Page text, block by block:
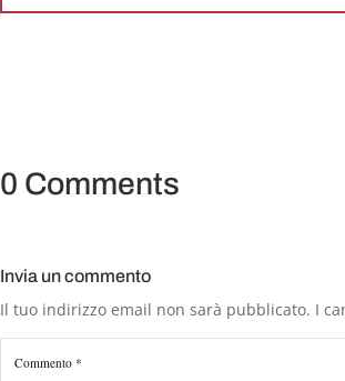
0 Comments
Invia un commento
Il tuo indirizzo email non sarà pubblicato. I